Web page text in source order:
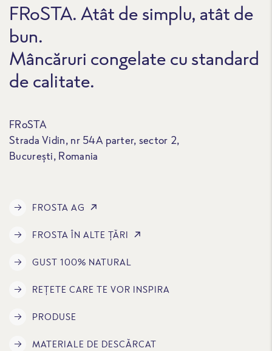
FRoSTA. Atât de simplu, atât de
bun.
Mâncăruri congelate cu standard
de calitate.
FRoSTA
Strada Vidin, nr 54A parter, sector 2,
București, Romania
FROSTA AG
FROSTA ÎN ALTE ȚĂRI
GUST 100% NATURAL
REȚETE CARE TE VOR INSPIRA
PRODUSE
MATERIALE DE DESCĂRCAT